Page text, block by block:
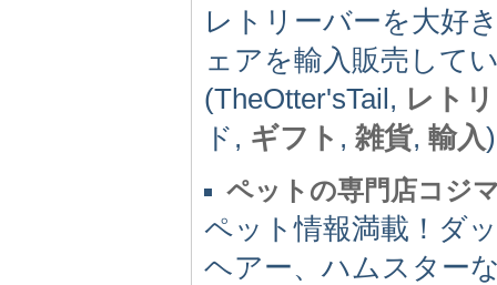
レトリーバーを大好
ェアを輸入販売して
(TheOtter'sTail, レト
ド, ギフト , 雑貨, 輸入)
ペットの専門店コジ
ペット情報満載！ダ
ヘアー、ハムスター